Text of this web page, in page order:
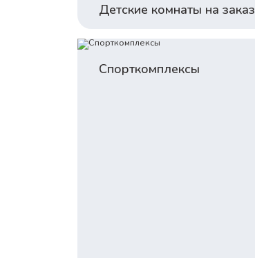
Детские комнаты на заказ
Спорткомплексы